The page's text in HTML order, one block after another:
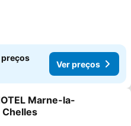
preços
Ver preços
aos favoritos
Marne-la-
Chelles